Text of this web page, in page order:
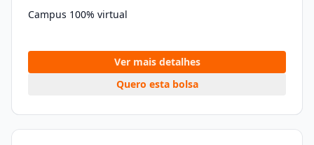
Campus 100% virtual
Ver mais detalhes
Quero esta bolsa